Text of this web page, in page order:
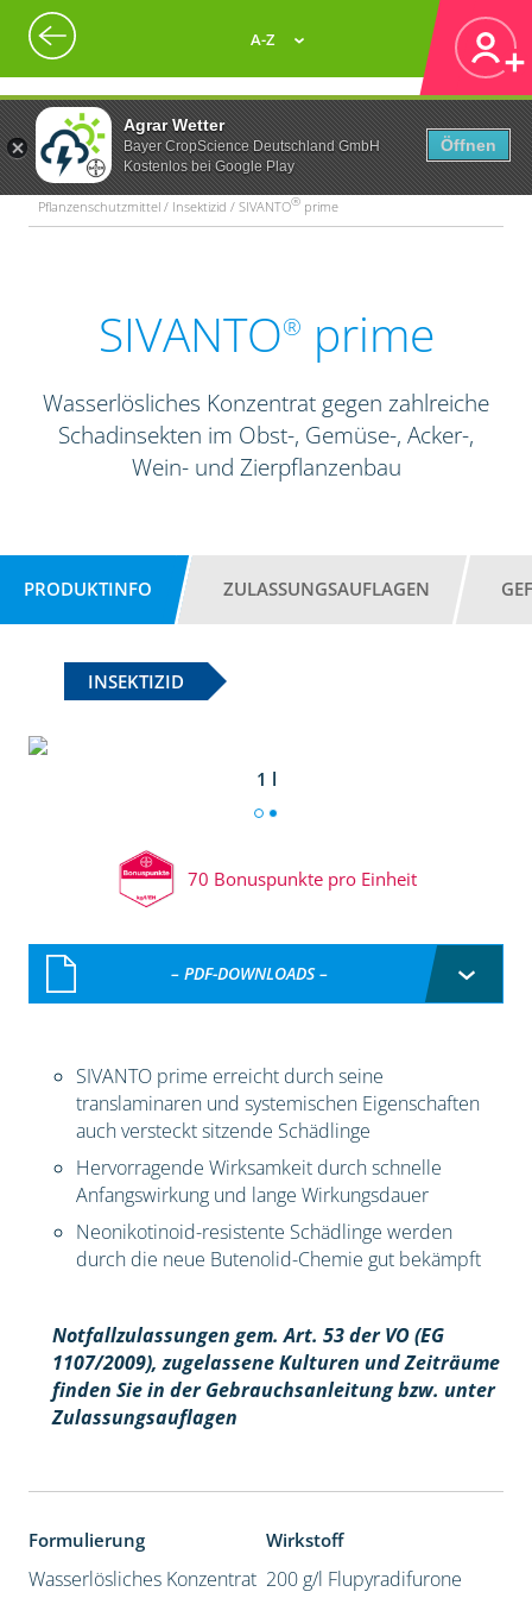
Agrar Wetter
Bayer CropScience Deutschland GmbH
Kostenlos bei Google Play
Öffnen
A-Z
Pflanzenschutzmittel / Insektizid / SIVANTO® prime
SIVANTO® prime
Wasserlösliches Konzentrat gegen zahlreiche
Schadinsekten im Obst-, Gemüse-, Acker-,
Wein- und Zierpflanzenbau
PRODUKTINFO ZULASSUNGSAUFLAGEN
INSEKTIZID
1 l
70 Bonuspunkte pro Einheit
– PDF-DOWNLOADS –
SIVANTO prime erreicht durch seine
translaminaren und systemischen Eigenschaften
auch versteckt sitzende Schädlinge
Hervorragende Wirksamkeit durch schnelle
Anfangswirkung und lange Wirkungsdauer
Neonikotinoid-resistente Schädlinge werden
durch die neue Butenolid-Chemie gut bekämpft
Notfallzulassungen gem. Art. 53 der VO (EG
1107/2009), zugelassene Kulturen und Zeiträume
finden Sie in der Gebrauchsanleitung bzw. unter
Zulassungsauflagen
Formulierung
Wasserlösliches Konzentrat
Wirkstoff
200 g/l Flupyradifurone